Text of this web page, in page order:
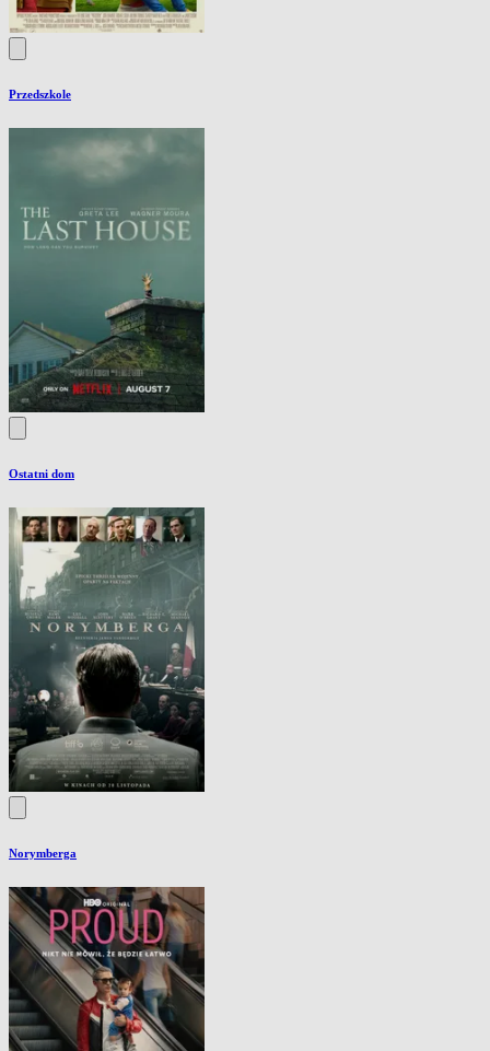
Przedszkole
Ostatni dom
Norymberga